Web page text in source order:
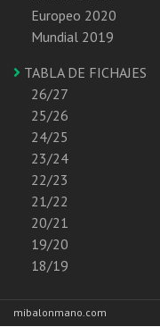
Europeo 2020
Mundial 2019
TABLA DE FICHAJES
26/27
25/26
24/25
23/24
22/23
21/22
20/21
19/20
18/19
mibalonmano.com